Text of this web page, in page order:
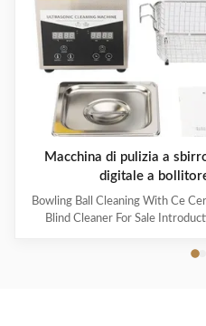
Macchina di pulizia a
digitale a
Bowling Ball Cleaning With Ce
Blind Cleaner For Sale
from ultrasonic generator is